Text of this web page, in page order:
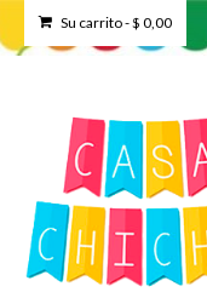
Su carrito-$ 0,00